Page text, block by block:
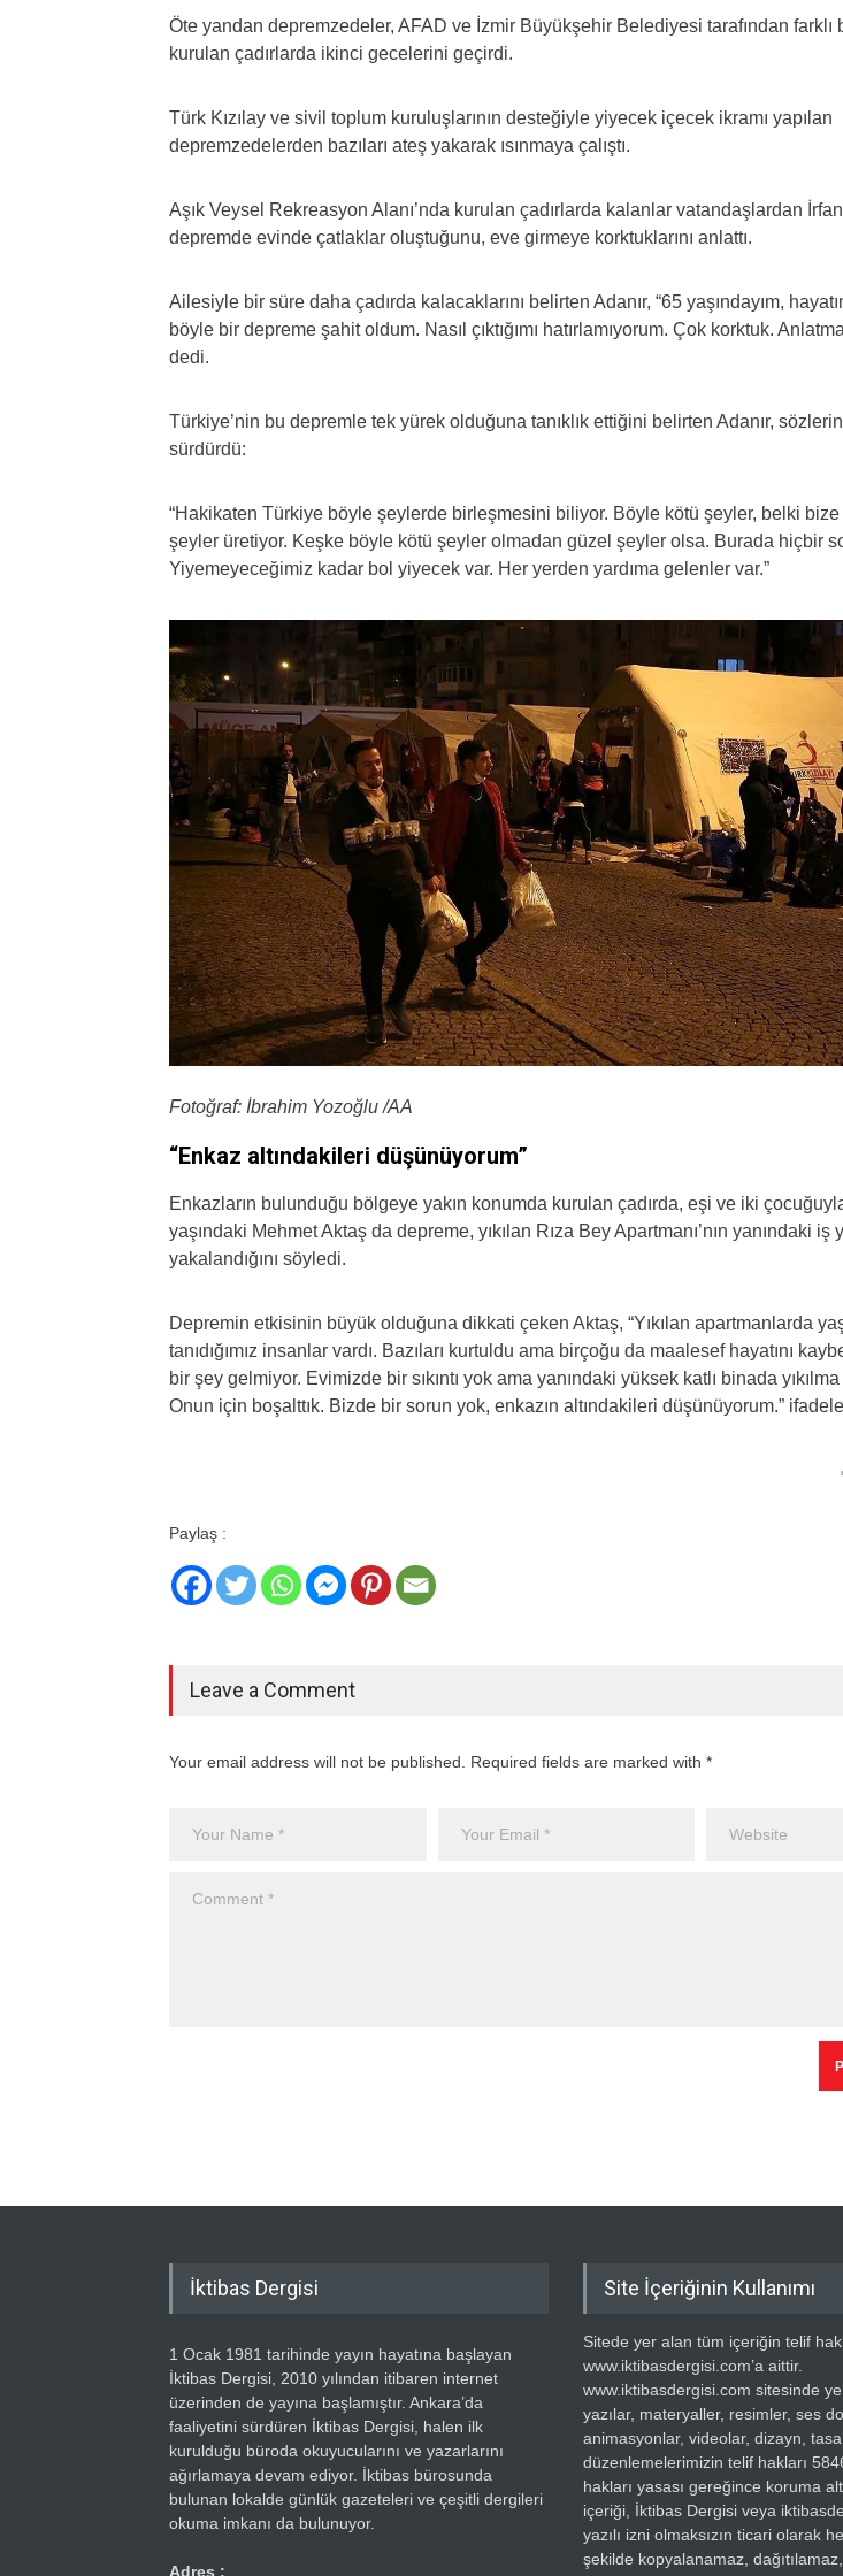
Öte yandan depremzedeler, AFAD ve İzmir Büyükşehir Belediyesi tarafından farklı
kurulan çadırlarda ikinci gecelerini geçirdi.
Türk Kızılay ve sivil toplum kuruluşlarının desteğiyle yiyecek içecek ikramı yapılan
depremzedelerden bazıları ateş yakarak ısınmaya çalıştı.
Aşık Veysel Rekreasyon Alanı’nda kurulan çadırlarda kalanlar vatandaşlardan İrfan
depremde evinde çatlaklar oluştuğunu, eve girmeye korktuklarını anlattı.
Ailesiyle bir süre daha çadırda kalacaklarını belirten Adanır, “65 yaşındayım,
böyle bir depreme şahit oldum. Nasıl çıktığımı hatırlamıyorum. Çok korktuk.
dedi.
Türkiye’nin bu depremle tek yürek olduğuna tanıklık ettiğini belirten Adanır,
sürdürdü:
“Hakikaten Türkiye böyle şeylerde birleşmesini biliyor. Böyle kötü şeyler, belki bize
şeyler üretiyor. Keşke böyle kötü şeyler olmadan güzel şeyler olsa. Burada hiçbir
Yiyemeyeceğimiz kadar bol yiyecek var. Her yerden yardıma gelenler var.”
Fotoğraf: İbrahim Yozoğlu /AA
“Enkaz altındakileri düşünüyorum”
Enkazların bulunduğu bölgeye yakın konumda kurulan çadırda, eşi ve iki
yaşındaki Mehmet Aktaş da depreme, yıkılan Rıza Bey Apartmanı’nın yanındaki iş
yakalandığını söyledi.
Depremin etkisinin büyük olduğuna dikkati çeken Aktaş, “Yıkılan apartmanlarda
tanıdığımız insanlar vardı. Bazıları kurtuldu ama birçoğu da maalesef hayatını
bir şey gelmiyor. Evimizde bir sıkıntı yok ama yanındaki yüksek katlı binada
Onun için boşalttık. Bizde bir sorun yok, enkazın altındakileri düşünüyorum.”
Paylaş :
Leave a Comment
Your email address will not be published. Required fields are marked with *
İktibas Dergisi
1 Ocak 1981 tarihinde yayın hayatına başlayan
İktibas Dergisi, 2010 yılından itibaren internet
üzerinden de yayına başlamıştır. Ankara’da
faaliyetini sürdüren İktibas Dergisi, halen ilk
kurulduğu büroda okuyucularını ve yazarlarını
ağırlamaya devam ediyor. İktibas bürosunda
bulunan lokalde günlük gazeteleri ve çeşitli dergileri
okuma imkanı da bulunuyor.
Adres :
Site İçeriğinin Kullanımı
Sitede yer alan tüm içeriğin telif
www.iktibasdergisi.com’a aittir.
www.iktibasdergisi.com sitesinde
yazılar, materyaller, resimler, ses
animasyonlar, videolar, dizayn,
düzenlemelerimizin telif hakları
hakları yasası gereğince koruma
içeriği, İktibas Dergisi veya
yazılı izni olmaksızın ticari olarak
şekilde kopyalanamaz,